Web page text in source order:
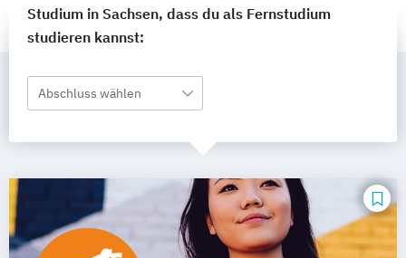
Studium in Sachsen, dass du als Fernstudium
studieren kannst:
Abschluss wählen